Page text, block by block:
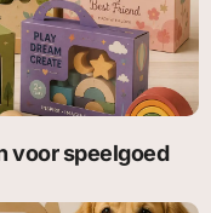
voor speelgoed